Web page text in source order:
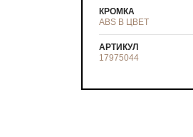
КРОМКА
ABS В ЦВЕТ
АРТИКУЛ
17975044